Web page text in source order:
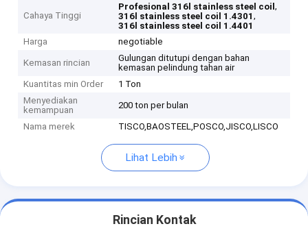
Cahaya Tinggi
Profesional 316l stainless steel coil,
316l stainless steel coil 1.4301,
316l stainless steel coil 1.4401
Harga
negotiable
Kemasan rincian
Gulungan ditutupi dengan bahan
kemasan pelindung tahan air
Kuantitas min Order
1 Ton
Menyediakan
kemampuan
200 ton per bulan
Nama merek TISCO,BAOSTEEL,POSCO,JISCO,LISCO
Lihat Lebih
Rincian Kontak